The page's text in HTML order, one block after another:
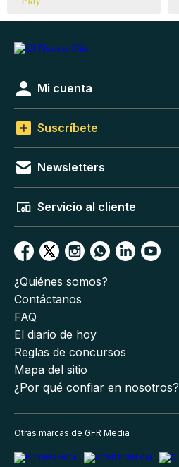
Mi cuenta
Suscríbete
Newsletters
Servicio al cliente
¿Quiénes somos?
Contáctanos
FAQ
El diario de hoy
Reglas de concursos
Mapa del sitio
¿Por qué confiar en nosotros?
Otras marcas de GFR Media